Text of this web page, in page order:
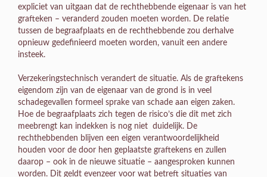
expliciet van uitgaan dat de rechthebbende eigenaar is van het
grafteken – veranderd zouden moeten worden. De relatie
tussen de begraafplaats en de rechthebbende zou derhalve
opnieuw gedefinieerd moeten worden, vanuit een andere
insteek.
Verzekeringstechnisch verandert de situatie. Als de graftekens
eigendom zijn van de eigenaar van de grond is in veel
schadegevallen formeel sprake van schade aan eigen zaken.
Hoe de begraafplaats zich tegen de risico’s die dit met zich
meebrengt kan indekken is nog niet duidelijk. De
rechthebbenden blijven een eigen verantwoordelijkheid
houden voor de door hen geplaatste graftekens en zullen
daarop – ook in de nieuwe situatie – aangesproken kunnen
worden. Dit geldt evenzeer voor wat betreft situaties van